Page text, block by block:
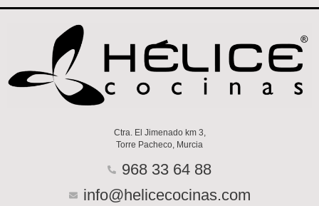
Ctra. El Jimenado km 3,
Torre Pacheco, Murcia
968 33 64 88
info@helicecocinas.com